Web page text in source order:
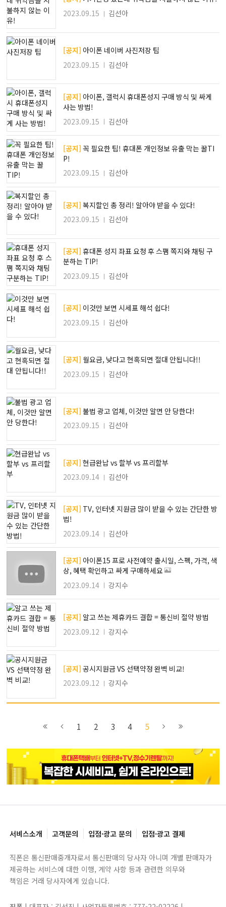
2023.09.15
김선아
[공지] 아이폰 네이버 사진저장 팁
2023.09.15
김선아
[공지]
사는 방법!
2023.09.15
김선아
[공지] 꼭 필요한 팁! 휴대폰 개인정보 유출 막는 꿀TI
P!
2023.09.15
김선아
[공지] 복지할인 총 정리! 알아야 받을 수 있다!
2023.09.15
김선아
[공지] 휴대폰 성지 좌표 요청 후 스팸 쪽지와 채팅 구
분하는 TIP!
2023.09.15
김선아
[공지] 이것만 보면 시세표 해석 쉽다!
2023.09.15
김선아
[공지] 월요금, 낮다고 현혹되면 절대 안됩니다!!
2023.09.15
김선아
[공지] 불법 광고 업체, 이것만 알면 안 당한다!
2023.09.15
김선아
[공지] 현급완납 vs 할부 vs 프리할부
2023.09.14
김선아
[공지]
법!
2023.09.14
김선아
[공지]
상, 혜택 확인하고 싸게 구매하세요
2023.09.14
강지수
[공지] 알고 쓰는 제휴카드 결합 = 통신비 절약 방법
2023.09.12
강지수
[공지] 공시지원금 VS 선택약정 완벽 비교!
2023.09.12
강지수
블록으로페이지로
1 2 3 4 5
페이지로블록으로
서비스소개 고객문의 입점·광고 문의 입점·광고 결제
직폰은 통신판매중개자로서 통신판매의 당사자 아니며 개별 판매자가
제공하는 서비스에 대한 이행, 계약 사항 등과 관련한 의무와
책임은 거래 당사자에게 있습니다.